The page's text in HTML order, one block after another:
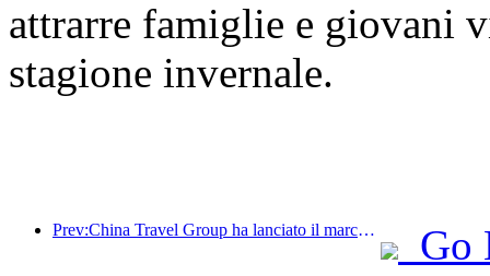
attrarre famiglie e giovani
stagione invernale.
Prev:China Travel Group ha lanciato il marchio 'China Travel Good Times' per espandersi nel mercato del turismo per anziani. Go